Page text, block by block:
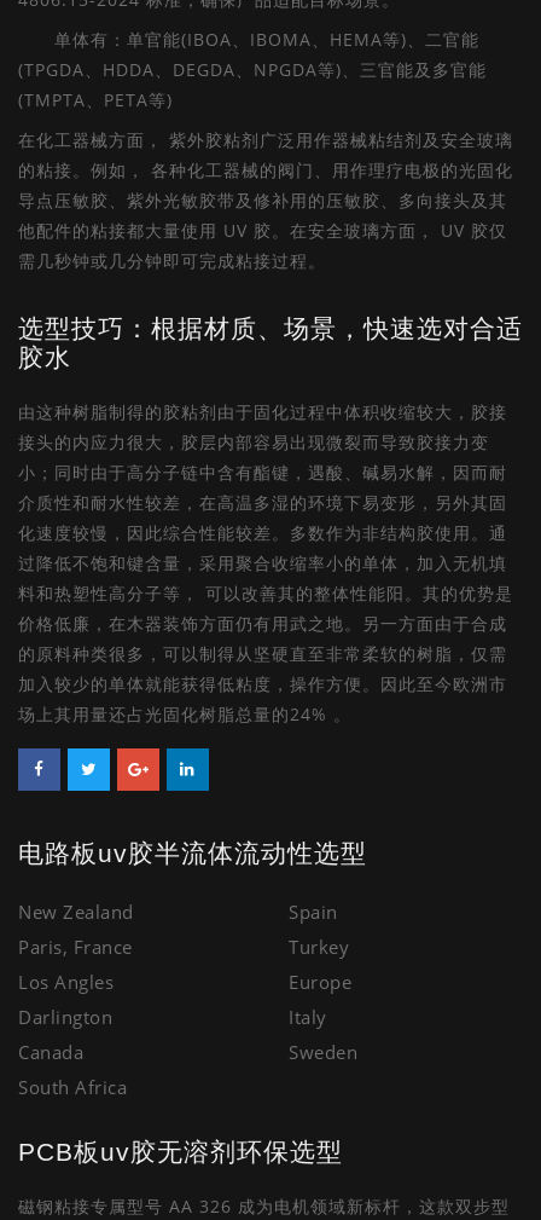
单体有：单官能(IBOA、IBOMA、HEMA等)、二官能
(TPGDA、HDDA、DEGDA、NPGDA等)、三官能及多官能
(TMPTA、PETA等)
在化工器械方面， 紫外胶粘剂广泛用作器械粘结剂及安全玻璃
的粘接。例如， 各种化工器械的阀门、用作理疗电极的光固化
导点压敏胶、紫外光敏胶带及修补用的压敏胶、多向接头及其
他配件的粘接都大量使用 UV 胶。在安全玻璃方面， UV 胶仅
需几秒钟或几分钟即可完成粘接过程。
选型技巧：根据材质、场景，快速选对合适
胶水
由这种树脂制得的胶粘剂由于固化过程中体积收缩较大，胶接
接头的内应力很大，胶层内部容易出现微裂而导致胶接力变
小；同时由于高分子链中含有酯键，遇酸、碱易水解，因而耐
介质性和耐水性较差，在高温多湿的环境下易变形，另外其固
化速度较慢，因此综合性能较差。多数作为非结构胶使用。通
过降低不饱和键含量，采用聚合收缩率小的单体，加入无机填
料和热塑性高分子等， 可以改善其的整体性能阳。其的优势是
价格低廉，在木器装饰方面仍有用武之地。另一方面由于合成
的原料种类很多，可以制得从坚硬直至非常柔软的树脂，仅需
加入较少的单体就能获得低粘度，操作方便。因此至今欧洲市
场上其用量还占光固化树脂总量的24% 。
电路板uv胶半流体流动性选型
New Zealand
Paris, France
Los Angles
Darlington
Canada
South Africa
Spain
Turkey
Europe
Italy
Sweden
PCB板uv胶无溶剂环保选型
磁钢粘接专属型号 AA 326 成为电机领域新标杆，这款双步型